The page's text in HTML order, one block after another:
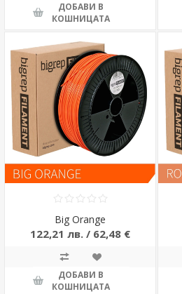
ДОБАВИ В
КОШНИЦАТА
Big Orange
122,21 лв. / 62,48 €
ДОБАВИ В
КОШНИЦАТА